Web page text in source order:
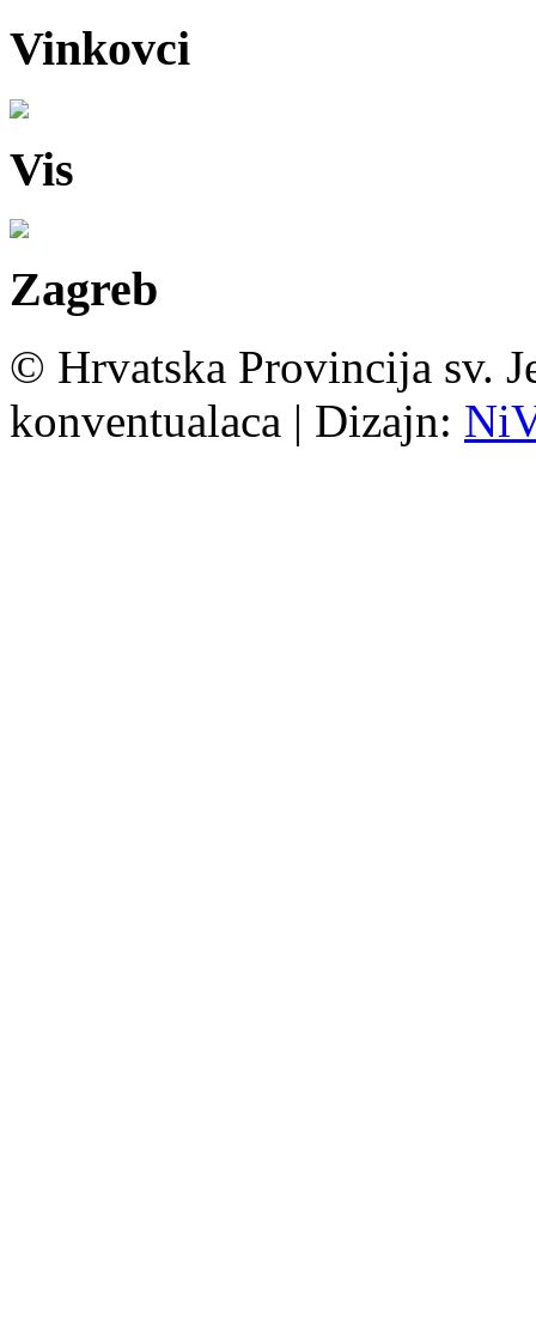
Vinkovci
Vis
Zagreb
© Hrvatska Provincija sv.
konventualaca | Dizajn: